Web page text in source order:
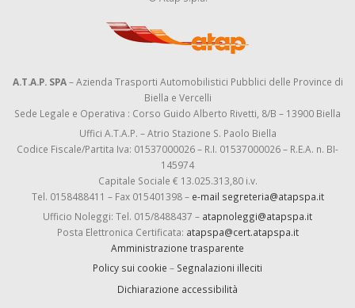
A.T.A.P. SPA– Azienda Trasporti Automobilistici Pubblici delle Province di
Biella e Vercelli
Sede Legale e Operativa : Corso Guido Alberto Rivetti, 8/B – 13900 Biella
Uffici A.T.A.P. – Atrio Stazione S. Paolo Biella
Codice Fiscale/Partita Iva: 01537000026 – R.I. 01537000026 – R.E.A. n. BI-
145974
Capitale Sociale € 13.025.313,80 i.v.
Tel. 0158488411 – Fax 015401398 – e-mail segreteria@atapspa.it
Ufficio Noleggi: Tel. 015/8488437 – atapnoleggi@atapspa.it
Posta Elettronica Certificata: atapspa@cert.atapspa.it
Amministrazione trasparente
Policy sui cookie – Segnalazioni illeciti
Dichiarazione accessibilità